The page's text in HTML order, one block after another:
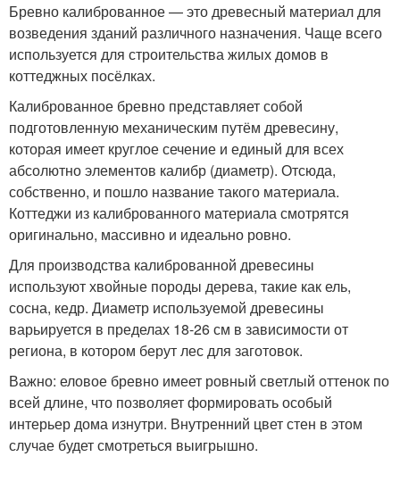
Бревно калиброванное — это древесный материал для
возведения зданий различного назначения. Чаще всего
используется для строительства жилых домов в
коттеджных посёлках.
Калиброванное бревно представляет собой
подготовленную механическим путём древесину,
которая имеет круглое сечение и единый для всех
абсолютно элементов калибр (диаметр). Отсюда,
собственно, и пошло название такого материала.
Коттеджи из калиброванного материала смотрятся
оригинально, массивно и идеально ровно.
Для производства калиброванной древесины
используют хвойные породы дерева, такие как ель,
сосна, кедр. Диаметр используемой древесины
варьируется в пределах 18-26 см в зависимости от
региона, в котором берут лес для заготовок.
Важно: еловое бревно имеет ровный светлый оттенок по
всей длине, что позволяет формировать особый
интерьер дома изнутри. Внутренний цвет стен в этом
случае будет смотреться выигрышно.